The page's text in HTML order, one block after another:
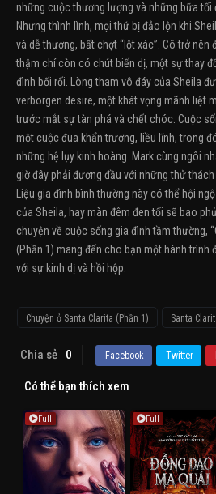
những cuộc thương lượng và những bữa tối
Nhưng thình lình, mọi thứ bị đảo lộn khi
và dễ thương, bất chợt “lột xác”. Cô trở nên
thậm chí còn có chút biến dị, một sự thay
đình bối rối. Lòng tham vô đáy của Sheila
verborgen desire, một khát vọng mãnh liệt
trước mắt sự tàn phá và chết chóc. Cuộc
một cuộc đua khẩn trương, liều lĩnh, trong
những hệ lụy kinh hoàng. Mark cùng ngôi
giờ đây phải đương đầu với những thử
Liệu gia đình bình thường này có thể hội
của Sheila, hay màn đêm đen tối sẽ bao
chuyện về cuộc sống gia đình tầm thường,
(Phần 1) mang đến cho bạn một hành trình
với sự kinh dị và hồi hộp.
Chuyện ở Santa Clarita (Phần 1) Santa
Chia sẻ 0 Facebook Twitter
Có thể bạn thích xem
Full Full